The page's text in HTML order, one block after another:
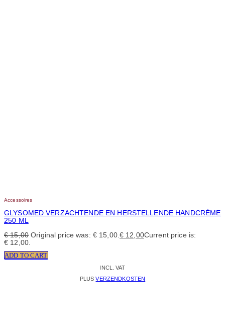
Accessoires
GLYSOMED VERZACHTENDE EN HERSTELLENDE HANDCRÈME
250 ML
€15,00 Original price was: € 15,00. € 12,00Current price is:
€ 12,00.
ADD TO CART
INCL. VAT
PLUSVERZENDKOSTEN